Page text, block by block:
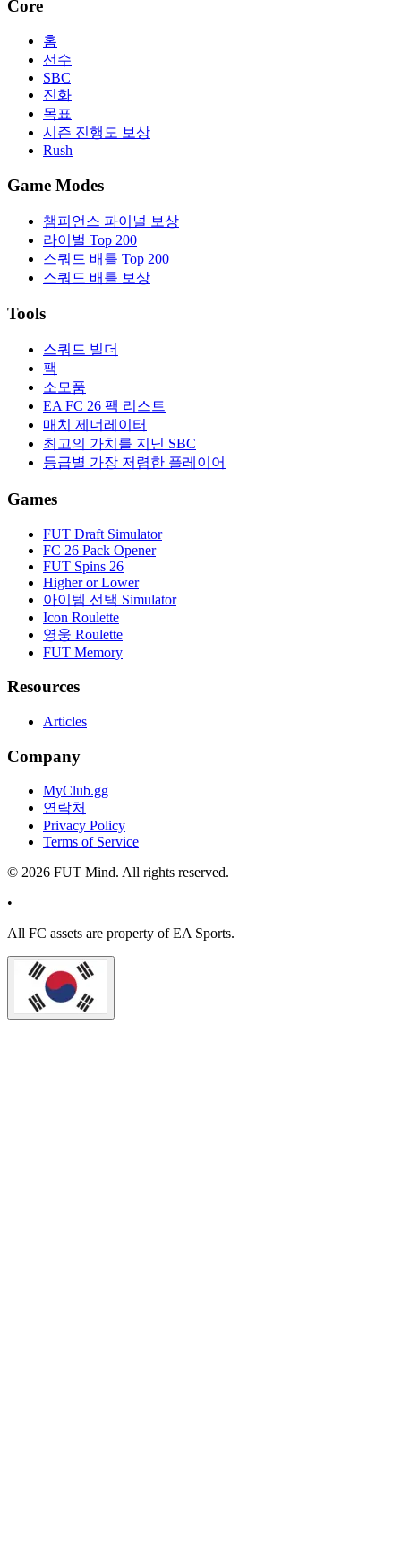
Core
홈
선수
SBC
진화
목표
시즌 진행도 보상
Rush
Game Modes
챔피언스 파이널 보상
라이벌 Top 200
스쿼드 배틀 Top 200
스쿼드 배틀 보상
Tools
스쿼드 빌더
팩
소모품
EA FC 26 팩 리스트
매치 제너레이터
최고의 가치를 지닌 SBC
등급별 가장 저렴한 플레이어
Games
FUT Draft Simulator
FC 26 Pack Opener
FUT Spins 26
Higher or Lower
아이템 선택 Simulator
Icon Roulette
영웅 Roulette
FUT Memory
Resources
Articles
Company
MyClub.gg
연락처
Privacy Policy
Terms of Service
© 2026 FUT Mind. All rights reserved.
•
All FC assets are property of EA Sports.